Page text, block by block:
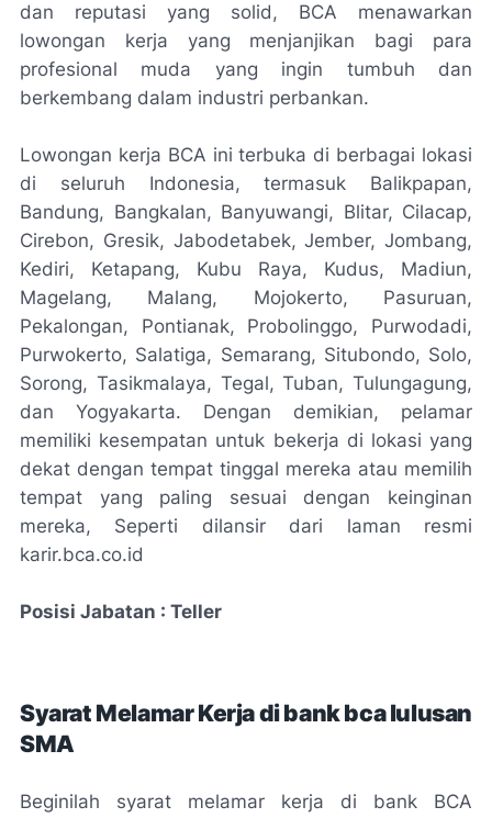
dan reputasi yang solid, BCA menawarkan
lowongan kerja yang menjanjikan bagi para
profesional muda yang ingin tumbuh dan
berkembang dalam industri perbankan.
Lowongan kerja BCA ini terbuka di berbagai lokasi
di seluruh Indonesia, termasuk Balikpapan,
Bandung, Bangkalan, Banyuwangi, Blitar, Cilacap,
Cirebon, Gresik, Jabodetabek, Jember, Jombang,
Kediri, Ketapang, Kubu Raya, Kudus, Madiun,
Magelang, Malang, Mojokerto, Pasuruan,
Pekalongan, Pontianak, Probolinggo, Purwodadi,
Purwokerto, Salatiga, Semarang, Situbondo, Solo,
Sorong, Tasikmalaya, Tegal, Tuban, Tulungagung,
dan Yogyakarta. Dengan demikian, pelamar
memiliki kesempatan untuk bekerja di lokasi yang
dekat dengan tempat tinggal mereka atau memilih
tempat yang paling sesuai dengan keinginan
mereka, Seperti dilansir dari laman resmi
karir.bca.co.id
Posisi Jabatan : Teller
Syarat Melamar Kerja di bank bca lulusan
SMA
Beginilah syarat melamar kerja di bank BCA